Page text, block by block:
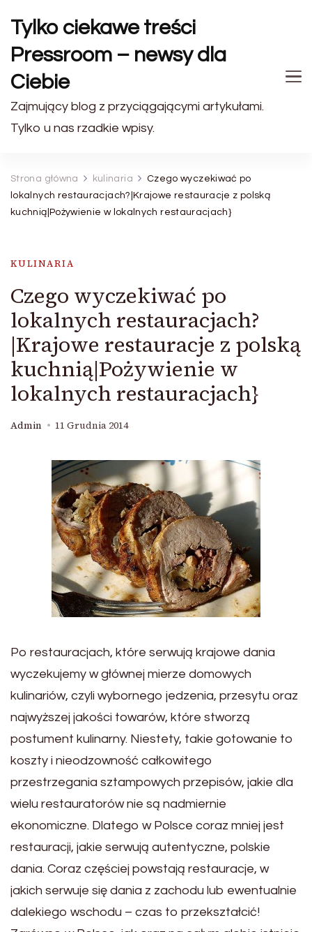
Tylko ciekawe treści
Pressroom – newsy dla
Ciebie
Zajmujący blog z przyciągającymi artykułami.
Tylko u nas rzadkie wpisy.
Strona główna kulinaria
Czego wyczekiwać po
lokalnych restauracjach?|Krajowe restauracje z polską
kuchnią|Pożywienie w lokalnych restauracjach}
KULINARIA
Czego wyczekiwać po
lokalnych restauracjach?
|Krajowe restauracje z polską
kuchnią|Pożywienie w
lokalnych restauracjach}
Admin 11 Grudnia 2014
Po restauracjach, które serwują krajowe dania
wyczekujemy w głównej mierze domowych
kulinariów, czyli wybornego jedzenia, przesytu oraz
najwyższej jakości towarów, które stworzą
postument kulinarny. Niestety, takie gotowanie to
koszty i nieodzowność całkowitego
przestrzegania sztampowych przepisów, jakie dla
wielu restauratorów nie są nadmiernie
ekonomiczne. Dlatego w Polsce coraz mniej jest
restauracji, jakie serwują autentyczne, polskie
dania. Coraz częściej powstają restauracje, w
jakich serwuje się dania z zachodu lub ewentualnie
dalekiego wschodu – czas to przekształcić!